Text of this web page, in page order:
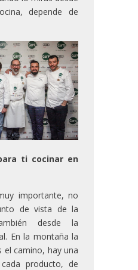
depende de
ti cocinar en
importante, no
de vista de la
desde la
En la montaña la
el camino, hay una
producto, de